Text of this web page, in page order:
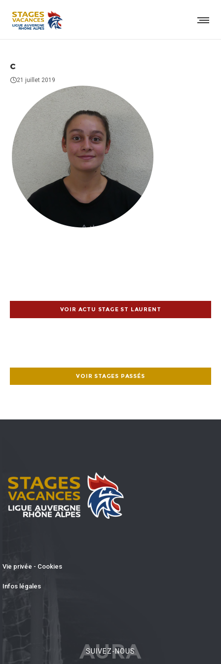
c
21 juillet 2019
VOIR ACTU STAGE ST LAURENT
VOIR STAGES PASSÉS
Vie privée - Cookies
Infos légales
AURA
SUIVEZ-NOUS